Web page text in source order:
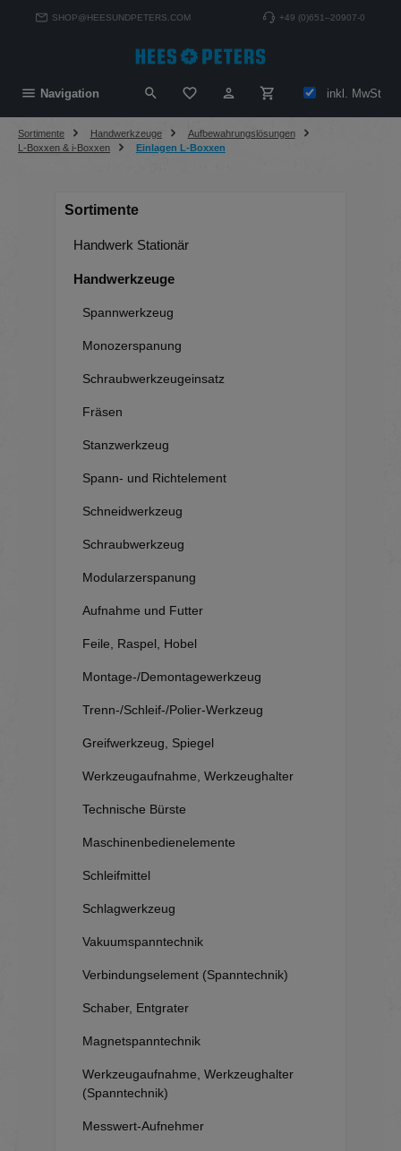
springenSHOP@HEESUNDPETERS.COM +49 (0)651–20907-0
Navigation Du hast 0 Produkte auf deminkl. MwSt
Sortimente Handwerkzeuge
Aufbewahrungslösungen
L-Boxxen & i-Boxxen
Einlagen L-Boxxen
Sortimente
Handwerk Stationär
Handwerkzeuge
Spannwerkzeug
Monozerspanung
Schraubwerkzeugeinsatz
Fräsen
Stanzwerkzeug
Spann- und Richtelement
Schneidwerkzeug
Schraubwerkzeug
Modularzerspanung
Aufnahme und Futter
Feile, Raspel, Hobel
Montage-/Demontagewerkzeug
Trenn-/Schleif-/Polier-Werkzeug
Greifwerkzeug, Spiegel
Werkzeugaufnahme, Werkzeughalter
Technische Bürste
Maschinenbedienelemente
Schleifmittel
Schlagwerkzeug
Vakuumspanntechnik
Verbindungselement (Spanntechnik)
Schaber, Entgrater
Magnetspanntechnik
Werkzeugaufnahme, Werkzeughalter
(Spanntechnik)
Messwert-Aufnehmer